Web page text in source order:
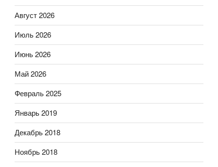
Август 2026
Июль 2026
Июнь 2026
Май 2026
Февраль 2025
Январь 2019
Декабрь 2018
Ноябрь 2018